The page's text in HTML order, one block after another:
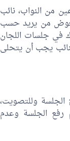
من النواب، نائب
من يريد حسب
في جلسات اللجان
يجب أن يتحلى
الجلسة وللتصويت،
رفع الجلسة وعدم